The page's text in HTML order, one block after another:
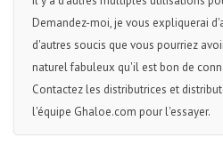
Demandez-moi, je vous expliquerai
d'autres soucis que vous pourriez
naturel fabuleux qu'il est bon de
Contactez les distributrices et
l'équipe Ghaloe.com pour l'essayer.